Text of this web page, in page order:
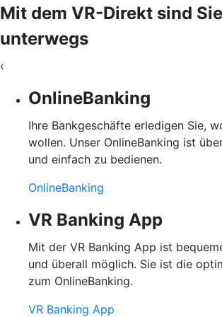
Mit dem VR-Direkt sind
unterwegs
‹
OnlineBanking
Ihre Bankgeschäfte erledigen Sie,
wollen. Unser OnlineBanking ist
und einfach zu bedienen.
OnlineBanking
VR Banking App
Mit der VR Banking App ist
und überall möglich. Sie ist die
zum OnlineBanking.
VR Banking App